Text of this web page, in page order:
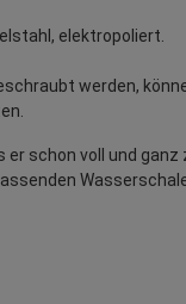
elektropoliert.
werden,
er schon voll und